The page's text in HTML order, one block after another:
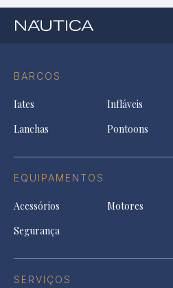
BARCOS
Iates Infláveis
Lanchas
Pontoons
EQUIPAMENTOS
Acessórios Motores
Segurança
SERVIÇOS